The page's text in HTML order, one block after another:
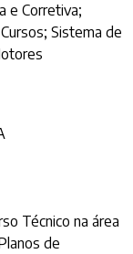
e Corretiva;
Sistema de
Técnico na área
de